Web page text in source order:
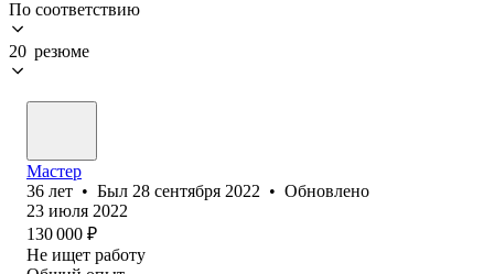
По соответствию
20 резюме
Мастер
36 лет • Был 28 сентября 2022 • Обновлено
23 июля 2022
130 000 ₽
Не ищет работу